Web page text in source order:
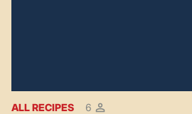
ALL RECIPES 6